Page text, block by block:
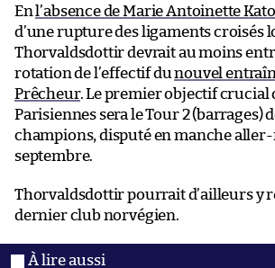
En l’absence de Marie Antoinette
d’une rupture des ligaments croisés
Thorvaldsdottir devrait au moins
rotation de l’effectif dunouvel
Prêcheur. Le premier objectif crucial
Parisiennes sera le Tour 2 (barrages)
champions, disputé en manche
septembre.
Thorvaldsdottir pourrait d’ailleurs y
dernier club norvégien.